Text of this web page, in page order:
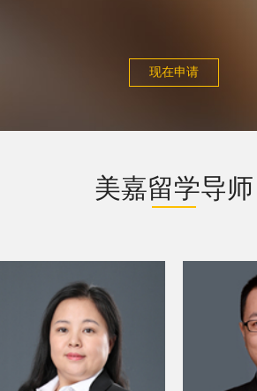
现在申请
美嘉留学导师